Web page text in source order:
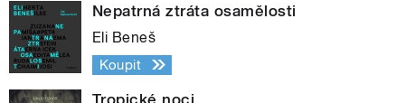
Nepatrná ztráta osamělosti
Eli Beneš
Koupit
Tropické noci